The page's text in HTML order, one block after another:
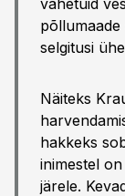
vahetuid
selgitusi
Näiteks
hakkeks
inimestel
järele.